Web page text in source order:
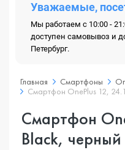
Уважаемые,
Мы работаем с 10:00 -
доступен самовывоз и
Петербург.
Главная Смартфоны
Смартфон OnePlus 12,
Смартфон
Black, черный